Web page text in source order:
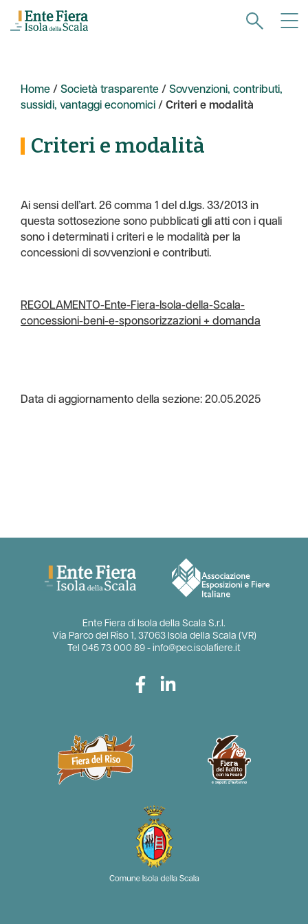
Home / Società trasparente / Sovvenzioni, contributi,
sussidi, vantaggi economici / Criteri e modalità
Criteri e modalità
Ai sensi dell’art. 26 comma 1 del d.lgs. 33/2013 in
questa sottosezione sono pubblicati gli atti con i quali
sono i determinati i criteri e le modalità per la
concessioni di sovvenzioni e contributi.
REGOLAMENTO-Ente-Fiera-Isola-della-Scala-
concessioni-beni-e-sponsorizzazioni + domanda
Data di aggiornamento della sezione: 20.05.2025
Ente Fiera di Isola della Scala S.r.l.
Via Parco del Riso 1, 37063 Isola della Scala (VR)
Tel 045 73 000 89 - info@pec.isolafiere.it